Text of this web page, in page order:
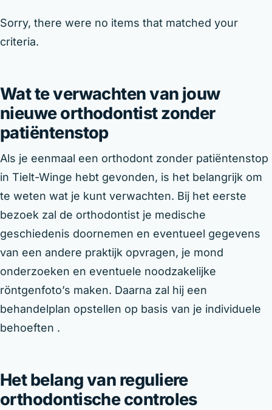
Sorry, there were no items that matched your
criteria.
Wat te verwachten van jouw
nieuwe orthodontist zonder
patiëntenstop
Als je eenmaal een orthodont zonder patiëntenstop
in Tielt-Winge hebt gevonden, is het belangrijk om
te weten wat je kunt verwachten. Bij het eerste
bezoek zal de orthodontist je medische
geschiedenis doornemen en eventueel gegevens
van een andere praktijk opvragen, je mond
onderzoeken en eventuele noodzakelijke
röntgenfoto’s maken. Daarna zal hij een
behandelplan opstellen op basis van je individuele
behoeften .
Het belang van reguliere
orthodontische controles